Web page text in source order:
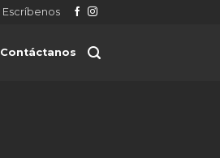
Escríbenos
Contáctanos